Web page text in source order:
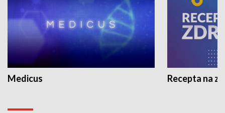
Medicus Recepta na